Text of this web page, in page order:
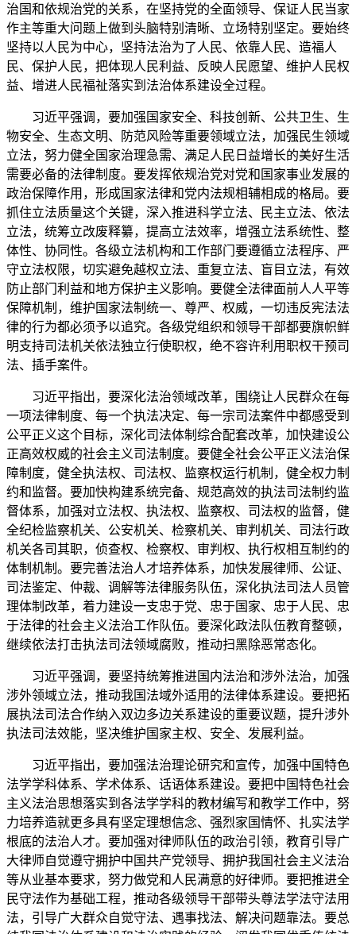
治国和依规治党的关系，在坚持党的全面领导、保证人民当家
作主等重大问题上做到头脑特别清晰、立场特别坚定。要始终
坚持以人民为中心，坚持法治为了人民、依靠人民、造福人
民、保护人民，把体现人民利益、反映人民愿望、维护人民权
益、增进人民福祉落实到法治体系建设全过程。
习近平强调，要加强国家安全、科技创新、公共卫生、生
物安全、生态文明、防范风险等重要领域立法，加强民生领域
立法，努力健全国家治理急需、满足人民日益增长的美好生活
需要必备的法律制度。要发挥依规治党对党和国家事业发展的
政治保障作用，形成国家法律和党内法规相辅相成的格局。要
抓住立法质量这个关键，深入推进科学立法、民主立法、依法
立法，统筹立改废释纂，提高立法效率，增强立法系统性、整
体性、协同性。各级立法机构和工作部门要遵循立法程序、严
守立法权限，切实避免越权立法、重复立法、盲目立法，有效
防止部门利益和地方保护主义影响。要健全法律面前人人平等
保障机制，维护国家法制统一、尊严、权威，一切违反宪法法
律的行为都必须予以追究。各级党组织和领导干部都要旗帜鲜
明支持司法机关依法独立行使职权，绝不容许利用职权干预司
法、插手案件。
习近平指出，要深化法治领域改革，围绕让人民群众在每
一项法律制度、每一个执法决定、每一宗司法案件中都感受到
公平正义这个目标，深化司法体制综合配套改革，加快建设公
正高效权威的社会主义司法制度。要健全社会公平正义法治保
障制度，健全执法权、司法权、监察权运行机制，健全权力制
约和监督。要加快构建系统完备、规范高效的执法司法制约监
督体系，加强对立法权、执法权、监察权、司法权的监督，健
全纪检监察机关、公安机关、检察机关、审判机关、司法行政
机关各司其职，侦查权、检察权、审判权、执行权相互制约的
体制机制。要完善法治人才培养体系，加快发展律师、公证、
司法鉴定、仲裁、调解等法律服务队伍，深化执法司法人员管
理体制改革，着力建设一支忠于党、忠于国家、忠于人民、忠
于法律的社会主义法治工作队伍。要深化政法队伍教育整顿，
继续依法打击执法司法领域腐败，推动扫黑除恶常态化。
习近平强调，要坚持统筹推进国内法治和涉外法治，加强
涉外领域立法，推动我国法域外适用的法律体系建设。要把拓
展执法司法合作纳入双边多边关系建设的重要议题，提升涉外
执法司法效能，坚决维护国家主权、安全、发展利益。
习近平指出，要加强法治理论研究和宣传，加强中国特色
法学学科体系、学术体系、话语体系建设。要把中国特色社会
主义法治思想落实到各法学学科的教材编写和教学工作中，努
力培养造就更多具有坚定理想信念、强烈家国情怀、扎实法学
根底的法治人才。要加强对律师队伍的政治引领，教育引导广
大律师自觉遵守拥护中国共产党领导、拥护我国社会主义法治
等从业基本要求，努力做党和人民满意的好律师。要把推进全
民守法作为基础工程，推动各级领导干部带头尊法学法守法用
法，引导广大群众自觉守法、遇事找法、解决问题靠法。要总